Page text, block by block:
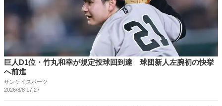
巨人D1位・竹丸和幸が規定投球回到達 球団新人左腕初の快挙
へ前進
サンケイスポーツ
2026/8/8 17:27